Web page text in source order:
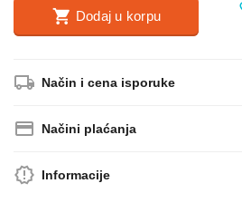
Dodaj u korpu
Način i cena isporuke
Načini plaćanja
Informacije